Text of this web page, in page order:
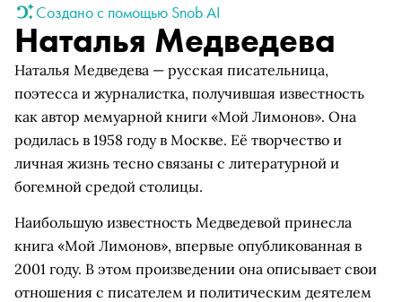
Создано с помощью Snob AI
Наталья Медведева
Наталья Медведева — русская писательница,
поэтесса и журналистка, получившая известность
как автор мемуарной книги «Мой Лимонов». Она
родилась в 1958 году в Москве. Её творчество и
личная жизнь тесно связаны с литературной и
богемной средой столицы.
Наибольшую известность Медведевой принесла
книга «Мой Лимонов», впервые опубликованная в
2001 году. В этом произведении она описывает свои
отношения с писателем и политическим деятелем